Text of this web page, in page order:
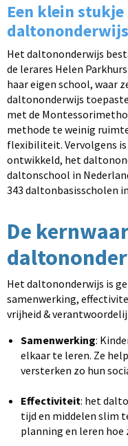
Een klein
daltononderwijs
Het daltononderwijs
de lerares Helen
haar eigen school, waar
daltononderwijs
met de
methode te weinig
flexibiliteit. Vervolgens
ontwikkeld, het
daltonschool in
343 daltonbasisscholen
De
Het daltononderwijs is
samenwerking,
vrijheid &
Samenwerking:
elkaar te leren. Ze
versterken zo hun
Effectiviteit: het
tijd en middelen slim
planning en leren hoe